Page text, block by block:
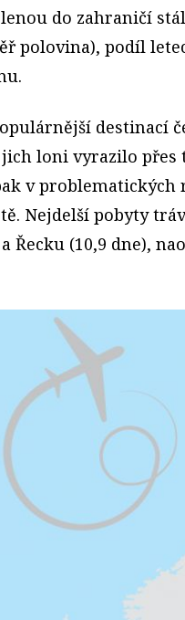
do zahraničí
polovina), podíl
destinací
loni vyrazilo
v problematických
Nejdelší pobyty
Řecku (10,9 dne),